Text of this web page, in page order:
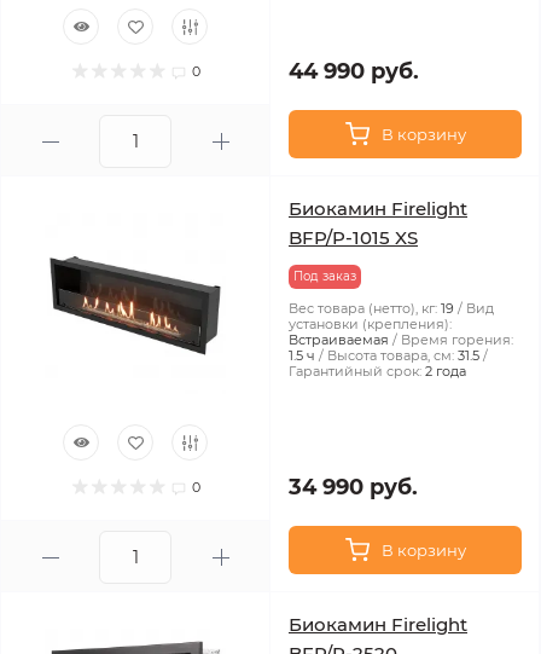
0 44 990 руб.
В корзину
0
Биокамин Firelight
BFP/P-1015 XS
Под заказ
Вес товара (нетто), кг: 19
Вид
установки (крепления):
Встраиваемая
Время горения:
1.5 ч
Высота товара, см: 31.5
Гарантийный срок: 2 года
34 990 руб.
В корзину
Биокамин Firelight